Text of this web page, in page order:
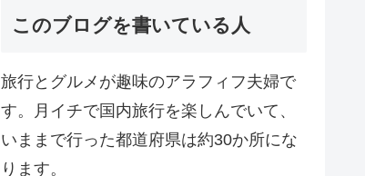
このブログを書いている人
旅行とグルメが趣味のアラフィフ夫婦で
す。月イチで国内旅行を楽しんでいて、
いままで行った都道府県は約30か所にな
ります。